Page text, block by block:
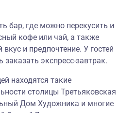
бар, где можно перекусить и
кофе или чай, а также
и предпочтение. У гостей
заказать экспресс-завтрак.
находятся такие
столицы Третьяковская
Дом Художника и многие